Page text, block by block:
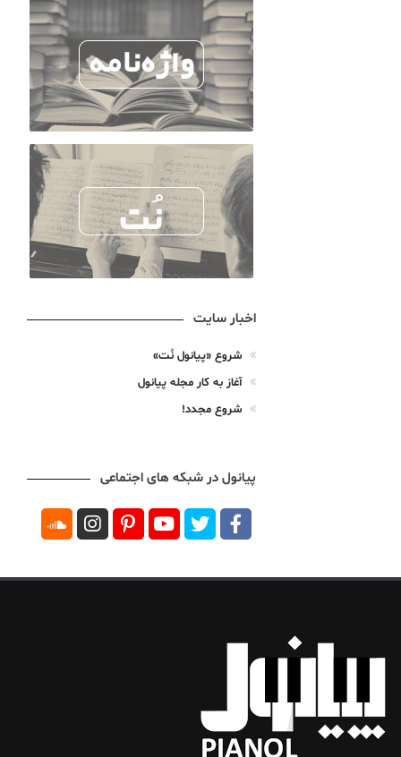
اخبار سایت
شروع «پیانول نُت»
آغاز به کار مجله پیانول
شروع مجدد!
پیانول در شبکه های اجتماعی